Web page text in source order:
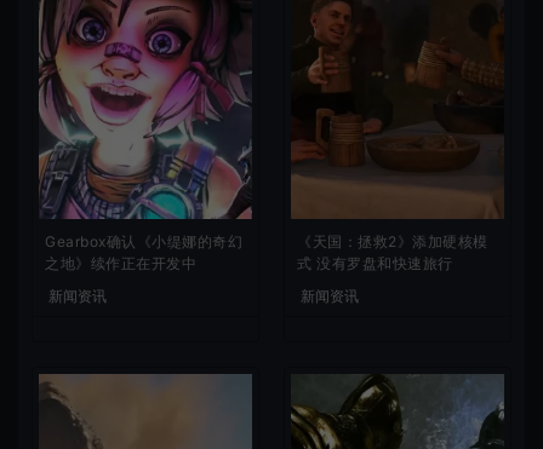
Gearbox确认《小缇娜的奇幻
之地》续作正在开发中
新闻资讯
《天国：拯救2》添加硬核模
式 没有罗盘和快速旅行
新闻资讯